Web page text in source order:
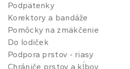
Podpätenky
Korektory a bandáže
Pomôcky na zmäkčenie
Do lodiček
Podpora prstov - riasy
Chrániče prstov a kĺbov